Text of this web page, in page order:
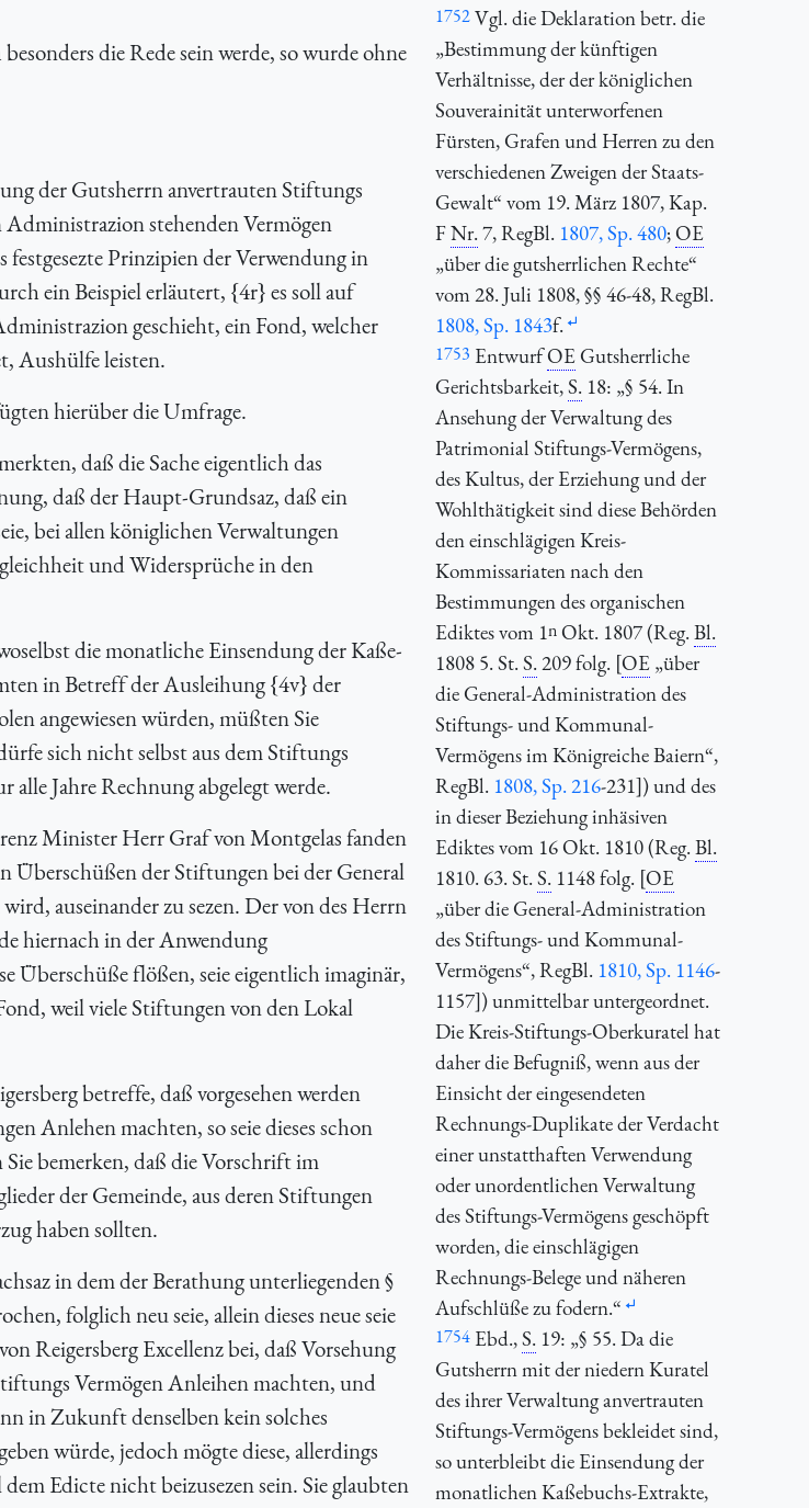
die Rede sein werde, so wurde ohne
der Gutsherrn anvertrauten Stiftungs
stehenden Vermögen
Prinzipien der Verwendung in
ein Beispiel erläutert, {4r} es soll auf
geschieht, ein Fond, welcher
Aushülfe leisten.
hierüber die Umfrage.
daß die Sache eigentlich das
daß der Haupt-Grundsaz, daß ein
bei allen königlichen Verwaltungen
und Widersprüche in den
die monatliche Einsendung der Kaße-
in Betreff der Ausleihung {4v} der
angewiesen würden, müßten Sie
sich nicht selbst aus dem Stiftungs
alle Jahre Rechnung abgelegt werde.
Minister Herr Graf von Montgelas fanden
Überschüßen der Stiftungen bei der General
auseinander zu sezen. Der von des Herrn
hiernach in der Anwendung
Überschüße flößen, seie eigentlich imaginär,
weil viele Stiftungen von den Lokal
betreffe, daß vorgesehen werden
Anlehen machten, so seie dieses schon
bemerken, daß die Vorschrift im
der Gemeinde, aus deren Stiftungen
haben sollten.
in dem der Berathung unterliegenden §
folglich neu seie, allein dieses neue seie
Reigersberg Excellenz bei, daß Vorsehung
Vermögen Anleihen machten, und
in Zukunft denselben kein solches
würde, jedoch mögte diese, allerdings
Edicte nicht beizusezen sein. Sie glaubten
1752Vgl. die Deklaration betr. die
„Bestimmung der künftigen
Verhältnisse, der der königlichen
Souverainität unterworfenen
Fürsten, Grafen und Herren zu den
verschiedenen Zweigen der Staats-
Gewalt“ vom 19. März 1807, Kap.
FNr.7,RegBl. 1807, Sp. 480;OE
„über die gutsherrlichen Rechte“
vom 28. Juli 1808, §§ 46-48,RegBl.
1808, Sp. 1843f.
1753 EntwurfOEGutsherrliche
Gerichtsbarkeit,S. 18: „§ 54. In
Ansehung der Verwaltung des
Patrimonial Stiftungs-Vermögens,
des Kultus, der Erziehung und der
Wohlthätigkeit sind diese Behörden
den einschlägigen Kreis-
Kommissariaten nach den
Bestimmungen des organischen
Ediktes vom 1nOkt. 1807 (Reg.Bl.
1808 5. St.S.209 folg. [OE „über
die General-Administration des
Stiftungs- und Kommunal-
Vermögens im Königreiche Baiern“,
RegBl. 1808, Sp. 216-231]) und des
in dieser Beziehung inhäsiven
Ediktes vom 16 Okt. 1810 (Reg.Bl.
1810. 63. St.S. 1148 folg. [OE
„über die General-Administration
des Stiftungs- und Kommunal-
Vermögens“,RegBl. 1810, Sp. 1146-
1157]) unmittelbar untergeordnet.
Die Kreis-Stiftungs-Oberkuratel hat
daher die Befugniß, wenn aus der
Einsicht der eingesendeten
Rechnungs-Duplikate der Verdacht
einer unstatthaften Verwendung
oder unordentlichen Verwaltung
des Stiftungs-Vermögens geschöpft
worden, die einschlägigen
Rechnungs-Belege und näheren
Aufschlüße zu fodern.“
1754 Ebd.,S. 19: „§ 55. Da die
Gutsherrn mit der niedern Kuratel
des ihrer Verwaltung anvertrauten
Stiftungs-Vermögens bekleidet sind,
so unterbleibt die Einsendung der
monatlichen Kaßebuchs-Extrakte,